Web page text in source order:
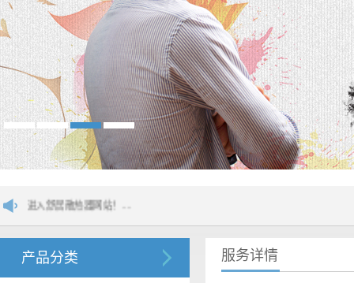
器网站！....
产品分类 服务详情